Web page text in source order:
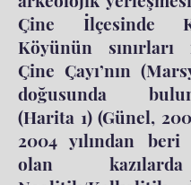
Çine İlçesinde
Köyünün sınırları
Çine Çayı’nın
doğusunda
(Harita 1) (Günel,
2004 yılından beri
olan